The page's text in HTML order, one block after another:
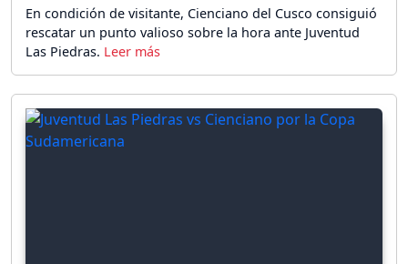
En condición de visitante, Cienciano del Cusco consiguió
rescatar un punto valioso sobre la hora ante Juventud
Las Piedras.